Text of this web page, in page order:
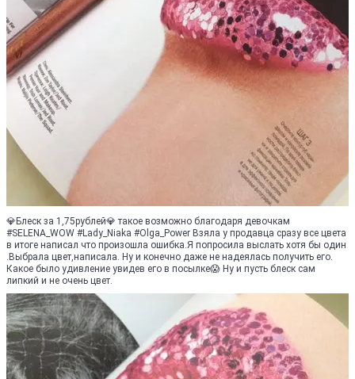
💎Блеск за 1,75рублей💎 такое возможно благодаря девочкам
#SELENA_WOW #Lady_Niaka #Olga_Power Взяла у продавца сразу все цвета
в итоге написал что произошла ошибка.Я попросила выслать хотя бы один
.Выбрала цвет,написала. Ну и конечно даже не надеялась получить его.
Какое было удивление увидев его в посылке😱 Ну и пусть блеск сам
липкий и не очень цвет.